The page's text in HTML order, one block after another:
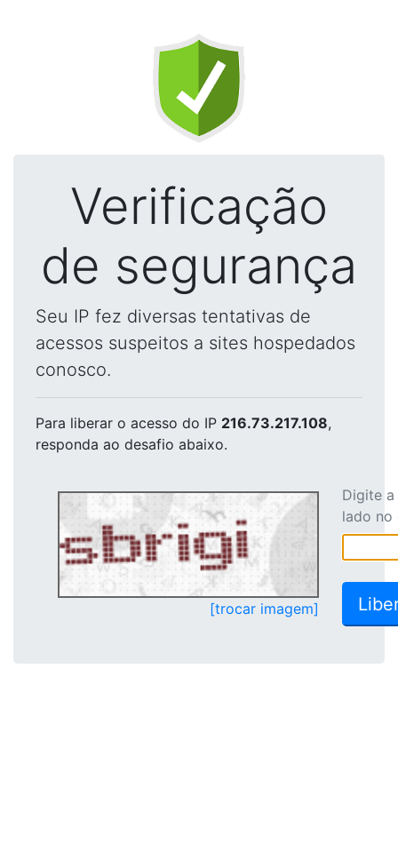
Verificação
de segurança
Seu IP fez diversas tentativas de
acessos suspeitos a sites hospedados
conosco.
Para liberar o acesso do IP 216.73.217.108,
responda ao desafio abaixo.
[trocar imagem]
Digite
lado no